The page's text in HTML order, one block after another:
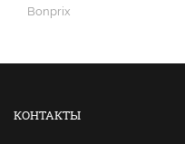
Bonprix
КОНТАКТЫ